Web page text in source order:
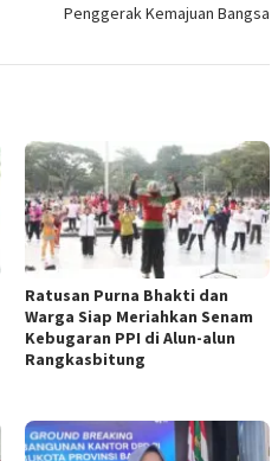
Penggerak Kemajuan Bangsa
Ratusan Purna Bhakti dan
Warga Siap Meriahkan Senam
Kebugaran PPI di Alun-alun
Rangkasbitung